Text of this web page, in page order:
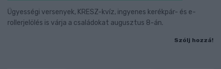
Ügyességi versenyek, KRESZ-kvíz, ingyenes kerékpár- és e-
rollerjelölés is várja a családokat augusztus 8-án.
Szólj hozzá!